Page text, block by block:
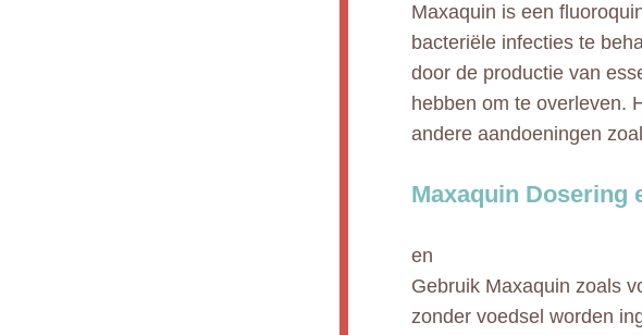
Maxaquin is een
bacteriële infecties te
door de productie van
hebben om te overleven.
andere aandoeningen
Maxaquin Dosering
en
Gebruik Maxaquin zoals
zonder voedsel worden